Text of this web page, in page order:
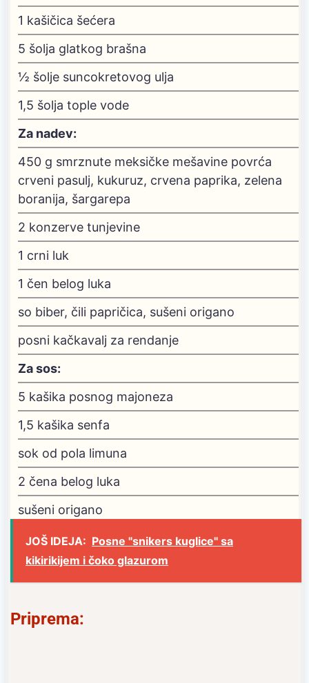
1 kašičica šećera
5 šolja glatkog brašna
½ šolje suncokretovog ulja
1,5 šolja tople vode
Za nadev:
450 g smrznute meksičke mešavine povrća
crveni pasulj, kukuruz, crvena paprika, zelena
boranija, šargarepa
2 konzerve tunjevine
1 crni luk
1 čen belog luka
so biber, čili papričica, sušeni origano
posni kačkavalj za rendanje
Za sos:
5 kašika posnog majoneza
1,5 kašika senfa
sok od pola limuna
2 čena belog luka
sušeni origano
JOŠ IDEJA: Posne "snikers kuglice" sa
kikirikijem i čoko glazurom
Priprema: